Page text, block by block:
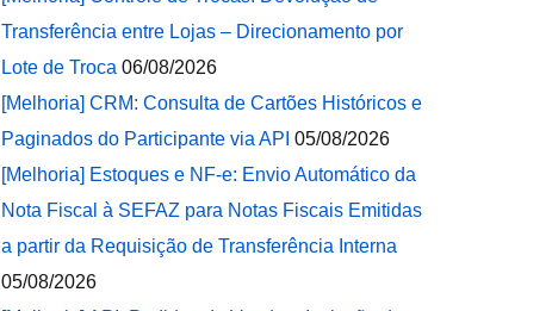
Transferência entre Lojas – Direcionamento por
Lote de Troca 06/08/2026
[Melhoria] CRM: Consulta de Cartões Históricos e
Paginados do Participante via API 05/08/2026
[Melhoria] Estoques e NF-e: Envio Automático da
Nota Fiscal à SEFAZ para Notas Fiscais Emitidas
a partir da Requisição de Transferência Interna
05/08/2026